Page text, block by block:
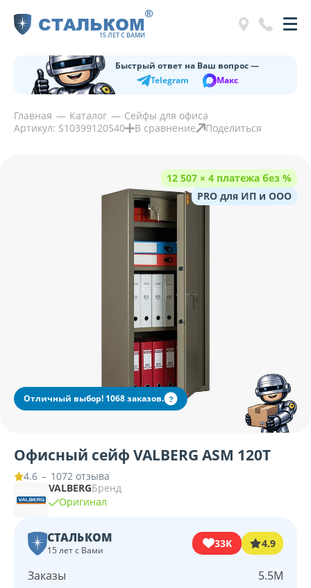
СТАЛЬКОМ
15 ЛЕТ С ВАМИ
®
Быстрый ответ на Ваш вопрос —
Telegram
Макс
Главная Каталог
Сейфы для офиса
Артикул: S10399120540
В сравнение Поделиться
12 507 × 4 платежа без %
PRO для ИП и ООО
Отличный выбор! 1068 заказов. ?
Офисный сейф VALBERG ASM 120T
4.6 – 1072 отзыва
VALBERGБренд
Оригинал
СТАЛЬКОМ
15 лет с Вами
33K 4.9
Заказы
5.5M